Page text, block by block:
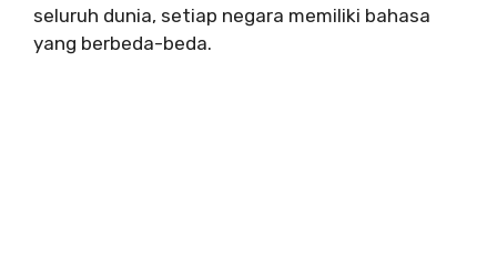
seluruh dunia, setiap negara memiliki bahasa
yang berbeda-beda.